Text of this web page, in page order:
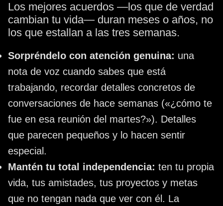
Los mejores acuerdos —los que de verdad
cambian tu vida— duran meses o años, no
los que estallan a las tres semanas.
Sorpréndelo con atención genuina: una
nota de voz cuando sabes que está
trabajando, recordar detalles concretos de
conversaciones de hace semanas («¿cómo te
fue en esa reunión del martes?»). Detalles
que parecen pequeños y lo hacen sentir
especial.
Mantén tu total independencia: ten tu propia
vida, tus amistades, tus proyectos y metas
que no tengan nada que ver con él. La